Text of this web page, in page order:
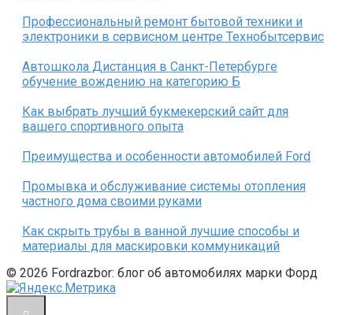
Профессиональный ремонт бытовой техники и
электроники в сервисном центре Технобытсервис
Автошкола Дистанция в Санкт-Петербурге
обучение вождению на категорию Б
Как выбрать лучший букмекерский сайт для
вашего спортивного опыта
Преимущества и особенности автомобилей Ford
Промывка и обслуживание системы отопления
частного дома своими руками
Как скрыть трубы в ванной лучшие способы и
материалы для маскировки коммуникаций
© 2026 Fordrazbor: блог об автомобилях марки Форд